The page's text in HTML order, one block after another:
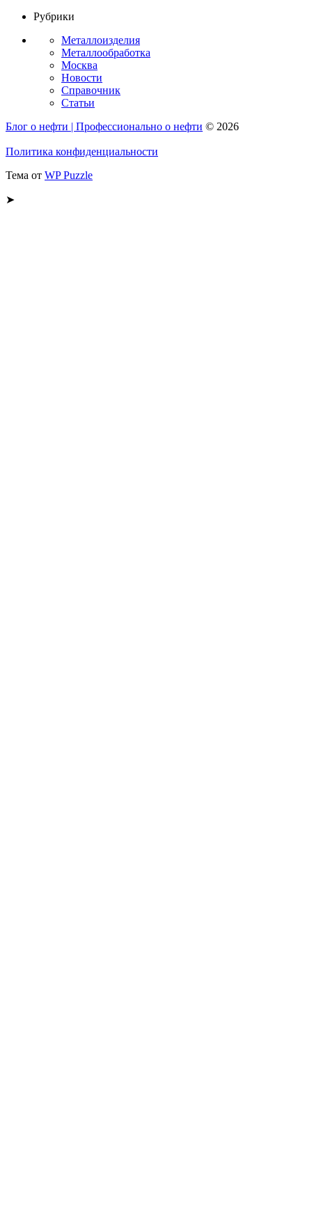
Рубрики
Металлоизделия
Металлообработка
Москва
Новости
Справочник
Статьи
Блог о нефти | Профессионально о нефти © 2026
Политика конфиденциальности
Тема от WP Puzzle
➤